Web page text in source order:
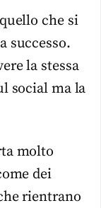
che si
successo.
la stessa
social ma la
molto
dei
rientrano